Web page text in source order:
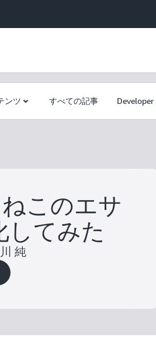
ンツ すべての記事
このエサ
してみた
純